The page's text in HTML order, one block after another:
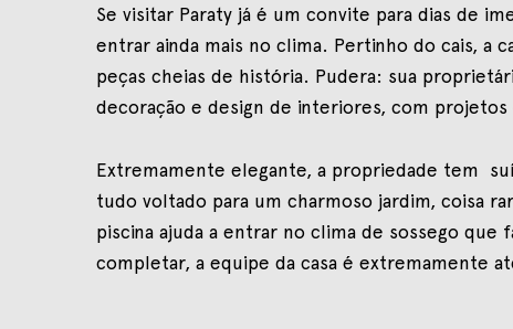
Se visitar Paraty já é um convite para dias de
entrar ainda mais no clima. Pertinho do cais, a
peças cheias de história. Pudera: sua
decoração e design de interiores, com projetos
Extremamente elegante, a propriedade tem
tudo voltado para um charmoso jardim, coisa
piscina ajuda a entrar no clima de sossego que
completar, a equipe da casa é extremamente